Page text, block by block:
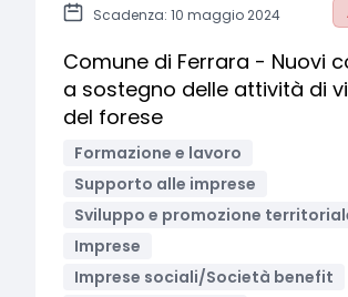
Scadenza: 10 maggio 2024
Comune di Ferrara - Nuovi
a sostegno delle attività di
del forese
Formazione e lavoro
Supporto alle imprese
Sviluppo e promozione
Imprese
Imprese sociali/Società benefit